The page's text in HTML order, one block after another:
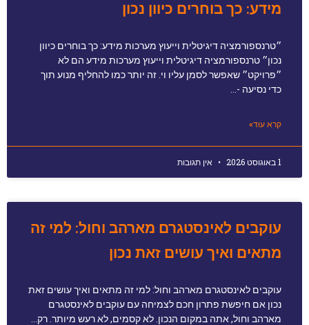
מידע: כך בוחרים כיוון נכון
״טרנספורמציה דיגיטלית וייעוץ מערכות מידע: כך בוחרים כיוון
נכון״ טרנספורמציה דיגיטלית וייעוץ מערכות מידע הם לא
״פרויקט״ שאפשר לסמן עליו וי. זה יותר כמו להחליף מנוע תוך
כדי נסיעה -…
קרא עוד»
1 באוגוסט 2026 אין תגובות
עוקבים לאינסטגרם מארהב וחול: למי זה
מתאים ואיך עושים זאת נכון
עוקבים לאינסטגרם מארהב וחול: למי זה מתאים ואיך עושים זאת
נכון אם חיפשת פתרון חכם לצמיחה עם עוקבים לאינסטגרם
מארהב וחול, אתה במקום הנכון. לא קסמים, לא רעש מיותר. רק…